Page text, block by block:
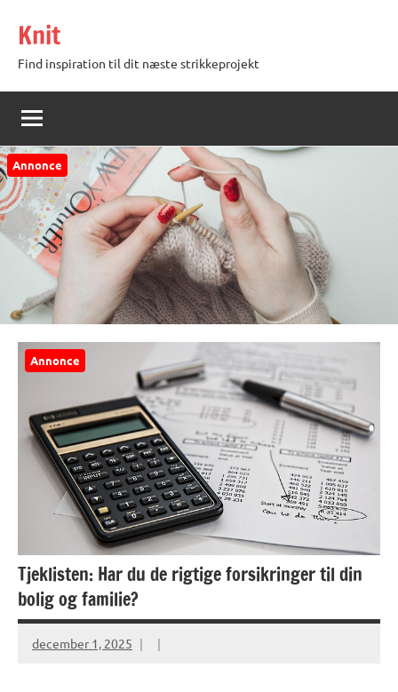
indhold
Knit
Find inspiration til dit næste strikkeprojekt
Annonce
Annonce
Tjeklisten: Har du de rigtige forsikringer til din
bolig og familie?
december 1, 2025